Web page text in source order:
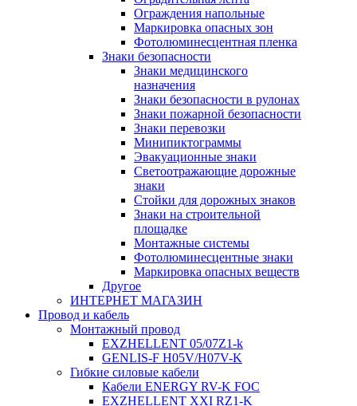
Ограждения напольные
Маркировка опасных зон
Фотолюминесцентная пленка
Знаки безопасности
Знаки медицинского
назначения
Знаки безопасности в рулонах
Знаки пожарной безопасности
Знаки перевозки
Минипиктограммы
Эвакуационные знаки
Светоотражающие дорожные
знаки
Стойки для дорожных знаков
Знаки на строительной
площадке
Монтажные системы
Фотолюминесцентные знаки
Маркировка опасных веществ
Другое
ИНТЕРНЕТ МАГАЗИН
Провод и кабель
Монтажный провод
EXZHELLENT 05/07Z1-k
GENLIS-F Н05V/H07V-K
Гибкие силовые кабели
Кабели ENERGY RV-K FOC
EXZHELLENT XXI RZ1-K